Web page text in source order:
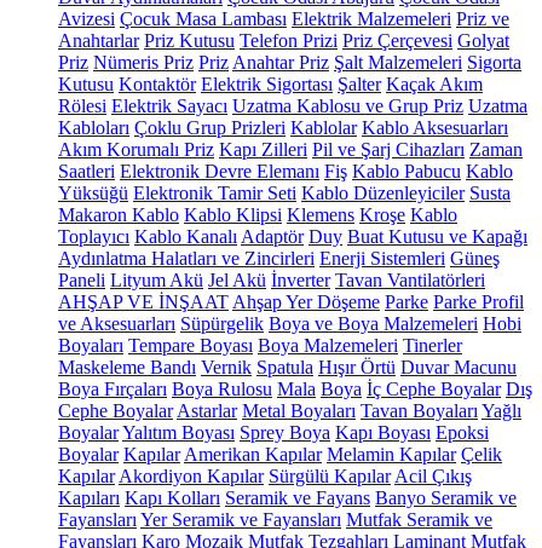
Avizesi Çocuk Masa Lambası Elektrik Malzemeleri Priz ve
Anahtarlar Priz Kutusu Telefon Prizi Priz Çerçevesi Golyat
Priz Nümeris Priz Priz Anahtar Priz Şalt Malzemeleri Sigorta
Kutusu Kontaktör Elektrik Sigortası Şalter Kaçak Akım
Rölesi Elektrik Sayacı Uzatma Kablosu ve Grup Priz Uzatma
Kabloları Çoklu Grup Prizleri Kablolar Kablo Aksesuarları
Akım Korumalı Priz Kapı Zilleri Pil ve Şarj Cihazları Zaman
Saatleri Elektronik Devre Elemanı Fiş Kablo Pabucu Kablo
Yüksüğü Elektronik Tamir Seti Kablo Düzenleyiciler Susta
Makaron Kablo Kablo Klipsi Klemens Kroşe Kablo
Toplayıcı Kablo Kanalı Adaptör Duy Buat Kutusu ve Kapağı
Aydınlatma Halatları ve Zincirleri Enerji Sistemleri Güneş
Paneli Lityum Akü Jel Akü İnverter Tavan Vantilatörleri
AHŞAP VE İNŞAAT Ahşap Yer Döşeme Parke Parke Profil
ve Aksesuarları Süpürgelik Boya ve Boya Malzemeleri Hobi
Boyaları Tempare Boyası Boya Malzemeleri Tinerler
Maskeleme Bandı Vernik Spatula Hışır Örtü Duvar Macunu
Boya Fırçaları Boya Rulosu Mala Boya İç Cephe Boyalar Dış
Cephe Boyalar Astarlar Metal Boyaları Tavan Boyaları Yağlı
BoyalarYalıtım Boyası Sprey Boya Kapı Boyası Epoksi
Boyalar Kapılar Amerikan Kapılar Melamin Kapılar Çelik
Kapılar Akordiyon Kapılar Sürgülü Kapılar Acil Çıkış
Kapıları Kapı Kolları Seramik ve Fayans Banyo Seramik ve
Fayansları Yer Seramik ve Fayansları Mutfak Seramik ve
Fayansları Karo Mozaik Mutfak Tezgahları Laminant Mutfak